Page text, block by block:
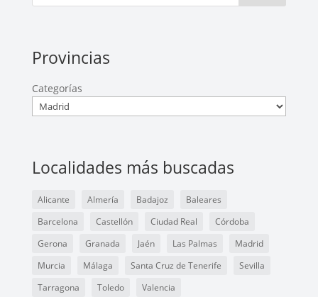
Provincias
Categorías
Localidades más buscadas
Alicante Almería Badajoz
Baleares
Barcelona
Castellón Ciudad Real
Córdoba
Gerona
Granada Jaén Las Palmas
Madrid
Murcia
Málaga Santa Cruz de Tenerife
Sevilla
Tarragona
Toledo Valencia